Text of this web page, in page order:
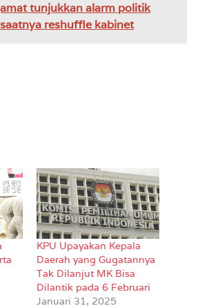
tunjukkan alarm politik
reshuffle kabinet
KPU Upayakan Kepala
Daerah yang Gugatannya
Tak Dilanjut MK Bisa
Dilantik pada 6 Februari
Januari 31, 2025